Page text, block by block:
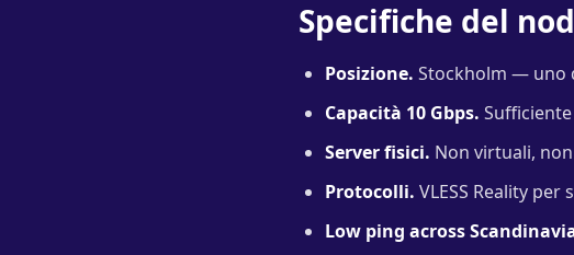
Specifiche del
Posizione. Stockholm — uno
Capacità 10 Gbps.
Server fisici. Non virtuali,
Protocolli. VLESS Reality
Low ping across